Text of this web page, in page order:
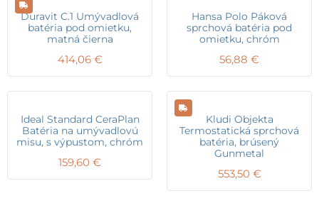
Duravit C.1 Umývadlová
batéria pod omietku,
matná čierna
414,06 €
Hansa Polo Páková
sprchová batéria pod
omietku, chróm
56,88 €
Ideal Standard CeraPlan
Batéria na umývadlovú
misu, s výpustom, chróm
159,60 €
Kludi Objekta
Termostatická sprchová
batéria, brúsený
Gunmetal
553,50 €